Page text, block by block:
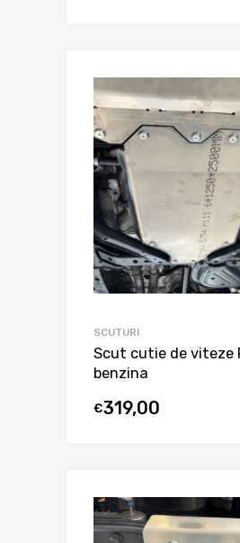
SCUTURI
Scut cutie de viteze
benzina
€319,00